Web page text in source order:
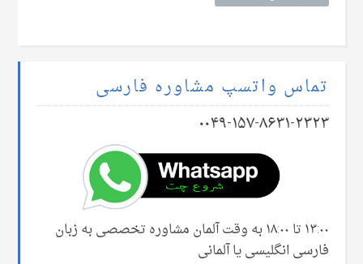
تماس واتسپ مشاوره فارسی
۰۰۴۹-۱۵۷-۸۶۳۱-۲۳۲۳
۱۳:۰۰ تا ۱۸:۰۰ به وقت آلمان مشاوره تخصصی به زبان
فارسی انگلیسی یا آلمانی